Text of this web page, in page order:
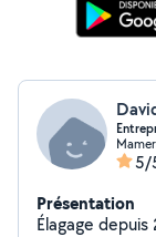
5/
Présentation
Élagage